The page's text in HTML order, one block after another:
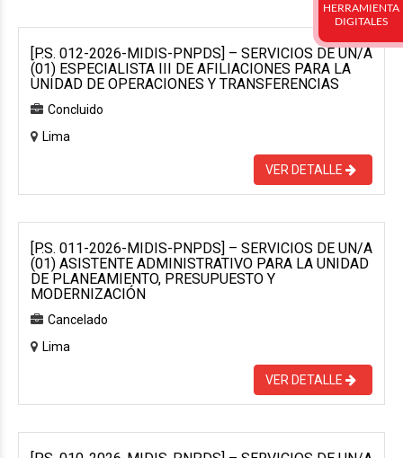
[P.S. 012-2026-MIDIS-PNPDS] – SERVICIOS DE UN/A
(01) ESPECIALISTA III DE AFILIACIONES PARA LA
UNIDAD DE OPERACIONES Y TRANSFERENCIAS
Concluido
Lima
VER DETALLE
[P.S. 011-2026-MIDIS-PNPDS] – SERVICIOS DE UN/A
(01) ASISTENTE ADMINISTRATIVO PARA LA UNIDAD
DE PLANEAMIENTO, PRESUPUESTO Y
MODERNIZACIÓN
Cancelado
Lima
VER DETALLE
HERRAMIENTA
DIGITALES